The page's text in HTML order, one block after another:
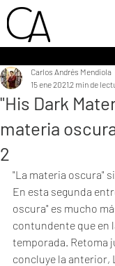
"His Dark
materia
2
Carlos Andrés Mendiola
15 ene 20212 min de
"La materia oscura"
En esta segunda
oscura" es mucho
contundente que en
temporada. Retoma
concluye la anterior,